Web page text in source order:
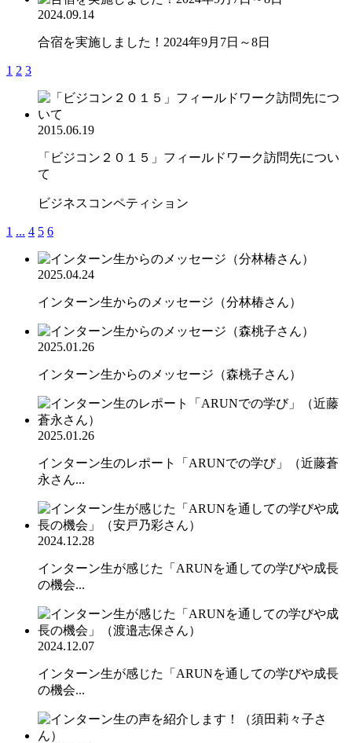
2024.09.14
合宿を実施しました！2024年9月7日～8日
1 2 3
2015.06.19
「ビジコン２０１５」フィールドワーク訪問先につい
て
ビジネスコンペティション
1 ... 4 5 6
2025.04.24
インターン生からのメッセージ（分林椿さん）
2025.01.26
インターン生からのメッセージ（森桃子さん）
2025.01.26
インターン生のレポート「ARUNでの学び」（近藤蒼
永さん...
2024.12.28
インターン生が感じた「ARUNを通しての学びや成長
の機会...
2024.12.07
インターン生が感じた「ARUNを通しての学びや成長
の機会...